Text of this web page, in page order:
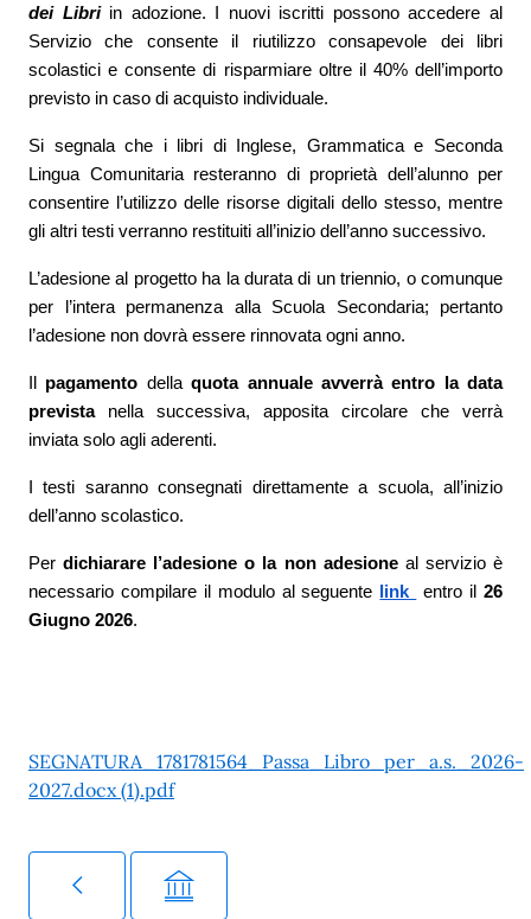
dei Libri in adozione. I nuovi iscritti possono accedere al
Servizio che consente il riutilizzo consapevole dei libri
scolastici e consente di risparmiare oltre il 40% dell’importo
previsto in caso di acquisto individuale.
Si segnala che i libri di Inglese, Grammatica e Seconda
Lingua Comunitaria resteranno di proprietà dell’alunno per
consentire l’utilizzo delle risorse digitali dello stesso, mentre
gli altri testi verranno restituiti all’inizio dell’anno successivo.
L’adesione al progetto ha la durata di un triennio, o comunque
per l’intera permanenza alla Scuola Secondaria; pertanto
l’adesione non dovrà essere rinnovata ogni anno.
pagamento dellaquota annuale avverrà entro la data
prevista nella successiva, apposita circolare che verrà
inviata solo agli aderenti.
I testi saranno consegnati direttamente a scuola, all’inizio
dell’anno scolastico.
Perdichiarare l’adesione o la non adesioneal servizio è
necessario compilare il modulo al seguente
link entro il 26
Giugno 2026.
SEGNATURA_1781781564_Passa_Libro_per_a.s._2026-
2027.docx (1).pdf